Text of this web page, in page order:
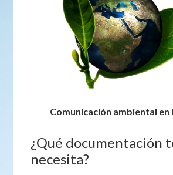
Comunicación ambiental en
¿Qué documentación
necesita?